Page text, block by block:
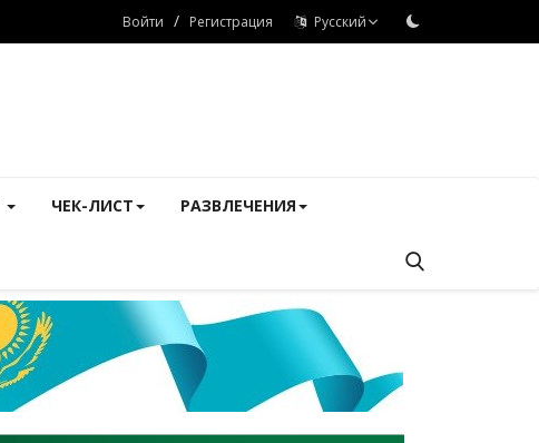
Войти / Регистрация Русский
ЧЕК-ЛИСТ РАЗВЛЕЧЕНИЯ